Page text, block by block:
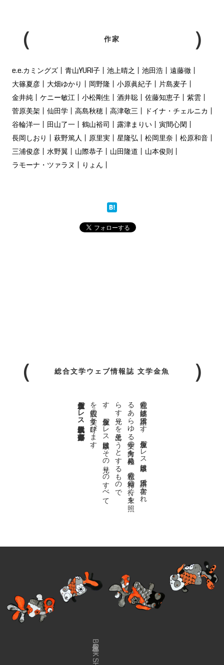
作家
e.e.カミングズ 青山YURI子 池上晴之 池田浩
遠藤徹
大篠夏彦
大畑ゆかり 岡野隆 小原眞紀子
片島麦子
金井純
ケニー敏江 小松剛生 酒井聡 佐藤知恵子
紫雲
菅原美架
仙田学 高島秋穂 高津敬三
ドイナ・チェルニカ
谷輪洋一
田山了一 鶴山裕司 露津まりい
寅間心閑
長岡しおり
萩野篤人 原里実 星隆弘 松岡里奈
松原和音
三浦俊彦
水野翼 山際恭子 山田隆道
山本俊則
ラモーナ・ツァラヌ
りょん
総合文学ウェブ情報誌 文学金魚
私達の
故郷は
日本語で
す
。
金魚屋プ
レ
ス
日本版は
、
日本語で
書か
れ
る
あ
ら
ゆ
る
文学の
方向を
見極め
、
私達の
精神の
行く
末を
照
ら
す
光り
を
見出そ
う
と
す
る
も
の
で
す
。
金魚屋プ
レ
ス
日本版は
そ
の
光り
の
す
べ
て
を
広義の
文学と
呼び
ま
す
。
金魚屋プレス日本版代表 齋藤都
金魚屋BOOK SHOP